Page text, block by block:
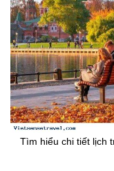
Tìm hiểu chi tiết lịch